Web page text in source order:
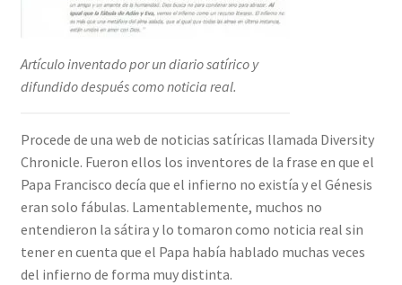
Artículo inventado por un diario satírico y
difundido después como noticia real.
Procede de una web de noticias satíricas llamada Diversity
Chronicle. Fueron ellos los inventores de la frase en que el
Papa Francisco decía que el infierno no existía y el Génesis
eran solo fábulas. Lamentablemente, muchos no
entendieron la sátira y lo tomaron como noticia real sin
tener en cuenta que el Papa había hablado muchas veces
del infierno de forma muy distinta.